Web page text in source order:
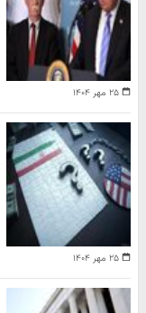
۲۵ مهر ۱۴۰۴
۲۵ مهر ۱۴۰۴